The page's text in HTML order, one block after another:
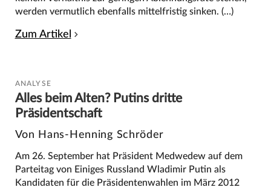
werden vermutlich ebenfalls mittelfristig sinken. (…)
Zum Artikel
ANALYSE
Alles beim Alten? Putins dritte
Präsidentschaft
Von Hans-Henning Schröder
Am 26. September hat Präsident Medwedew auf dem
Parteitag von Einiges Russland Wladimir Putin als
Kandidaten für die Präsidentenwahlen im März 2012